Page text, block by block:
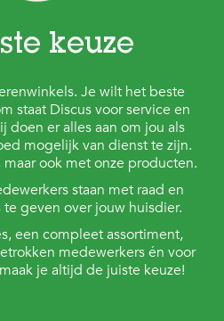
keuze
Je wilt het beste
staat Discus voor service en
doen er alles aan om jou als
mogelijk van dienst te zijn.
ook met onze producten.
staan met raad en
geven over jouw huisdier.
een compleet assortiment,
medewerkers én voor
je altijd de juiste keuze!